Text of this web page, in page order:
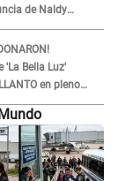
de Naldy
'La Bella Luz'
en pleno
FUERTES
víctima ...”